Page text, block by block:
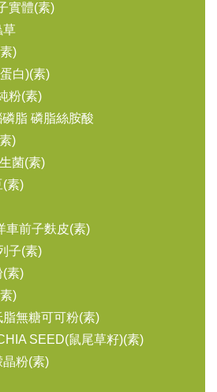
實體(素)
草
)
白)(素)
粉(素)
脂 磷脂絲胺酸
)
菌(素)
(素)
車前子麩皮(素)
子(素)
(素)
)
無糖可可粉(素)
SEED(鼠尾草籽)(素)
晶粉(素)